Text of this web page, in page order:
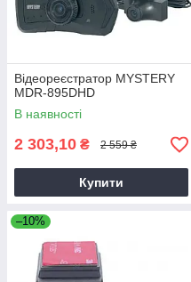
Відеореєстратор MYSTERY
MDR-895DHD
В наявності
2 303,10 ₴ 2 559 ₴
Купити
–10%